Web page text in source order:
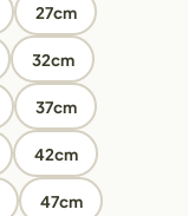
27cm
32cm
37cm
42cm
47cm